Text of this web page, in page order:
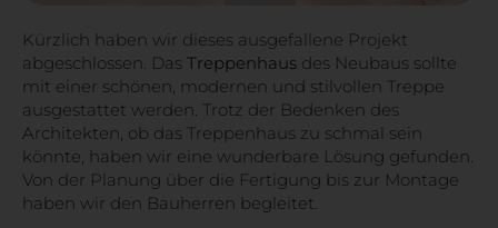
Kürzlich haben wir dieses ausgefallene Projekt
abgeschlossen. Das Treppenhaus des Neubaus sollte
mit einer schönen, modernen und stilvollen Treppe
ausgestattet werden. Trotz der Bedenken des
Architekten, ob das Treppenhaus zu schmal sein
könnte, haben wir eine wunderbare Lösung gefunden.
Von der Planung über die Fertigung bis zur Montage
haben wir den Bauherren begleitet.